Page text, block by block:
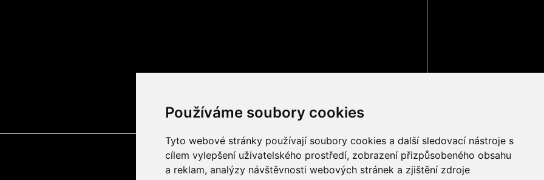
Používáme soubory cookies
Tyto webové stránky používají soubory cookies a další sledovací nástroje s
cílem vylepšení uživatelského prostředí, zobrazení přizpůsobeného obsahu
a reklam, analýzy návštěvnosti webových stránek a zjištění zdroje